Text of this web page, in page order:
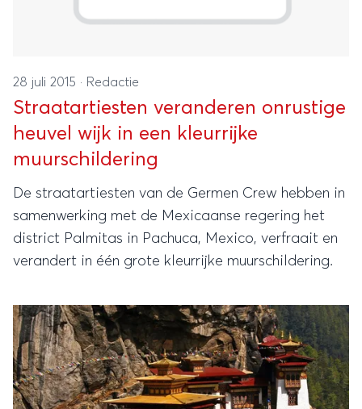
28 juli 2015 · Redactie
Straatartiesten veranderen onrustige
heuvel wijk in een kleurrijke
muurschildering
De straatartiesten van de Germen Crew hebben in
samenwerking met de Mexicaanse regering het
district Palmitas in Pachuca, Mexico, verfraait en
verandert in één grote kleurrijke muurschildering.